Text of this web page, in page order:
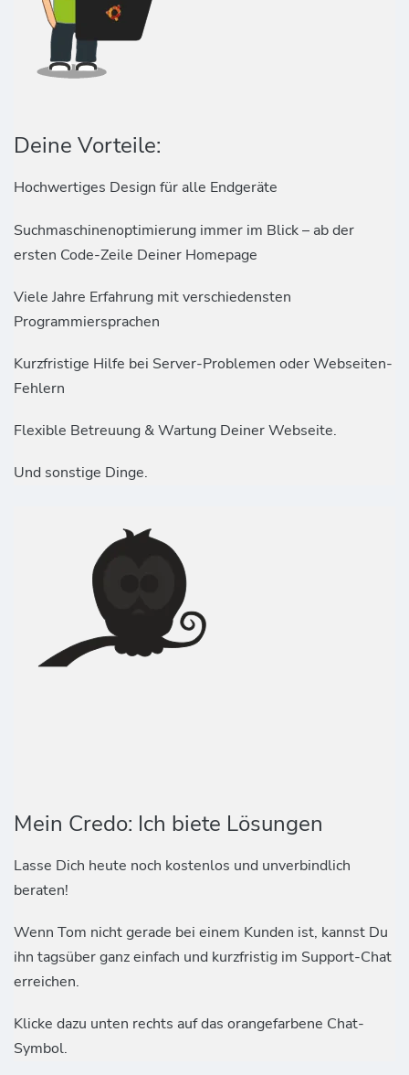
Deine Vorteile:
Hochwertiges Design für alle Endgeräte
Suchmaschinenoptimierung immer im Blick – ab der
ersten Code-Zeile Deiner Homepage
Viele Jahre Erfahrung mit verschiedensten
Programmiersprachen
Kurzfristige Hilfe bei Server-Problemen oder Webseiten-
Fehlern
Flexible Betreuung & Wartung Deiner Webseite.
Und sonstige Dinge.
Mein Credo: Ich biete Lösungen
Lasse Dich heute noch kostenlos und unverbindlich
beraten!
Wenn Tom nicht gerade bei einem Kunden ist, kannst Du
ihn tagsüber ganz einfach und kurzfristig im Support-Chat
erreichen.
Klicke dazu unten rechts auf das orangefarbene Chat-
Symbol.